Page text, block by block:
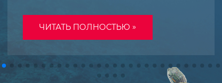
ЧИТАТЬ ПОЛНОСТЬЮ »